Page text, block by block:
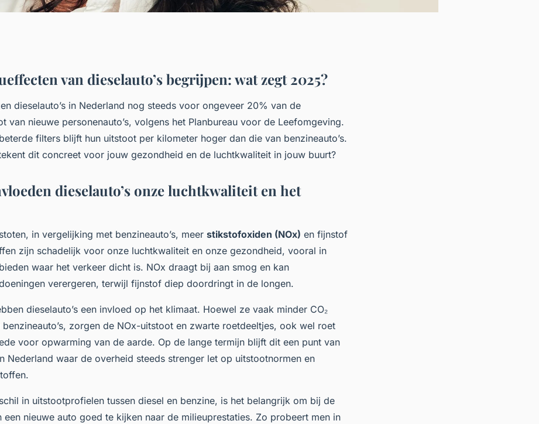
van dieselauto’s begrijpen: wat zegt 2025?
dieselauto’s in Nederland nog steeds voor ongeveer 20% van de
van nieuwe personenauto’s, volgens het Planbureau voor de Leefomgeving.
filters blijft hun uitstoot per kilometer hoger dan die van benzineauto’s.
dit concreet voor jouw gezondheid en de luchtkwaliteit in jouw buurt?
dieselauto’s onze luchtkwaliteit en het
in vergelijking met benzineauto’s, meer stikstofoxiden (NOx) en fijnstof
zijn schadelijk voor onze luchtkwaliteit en onze gezondheid, vooral in
waar het verkeer dicht is. NOx draagt bij aan smog en kan
verergeren, terwijl fijnstof diep doordringt in de longen.
dieselauto’s een invloed op het klimaat. Hoewel ze vaak minder CO₂
benzineauto’s, zorgen de NOx-uitstoot en zwarte roetdeeltjes, ook wel roet
voor opwarming van de aarde. Op de lange termijn blijft dit een punt van
Nederland waar de overheid steeds strenger let op uitstootnormen en
in uitstootprofielen tussen diesel en benzine, is het belangrijk om bij de
een nieuwe auto goed te kijken naar de milieuprestaties. Zo probeert men in